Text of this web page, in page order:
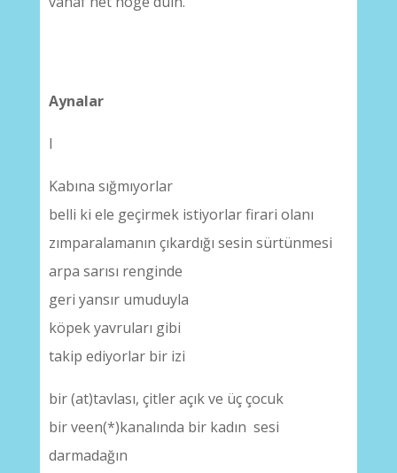
Aynalar
I
Kabına sığmıyorlar
belli ki ele geçirmek istiyorlar firari olanı
zımparalamanın çıkardığı sesin sürtünmesi
arpa sarısı renginde
geri yansır umuduyla
köpek yavruları gibi
takip ediyorlar bir izi
bir (at)tavlası, çitler açık ve üç çocuk
bir veen(*)kanalında bir kadın sesi
darmadağın